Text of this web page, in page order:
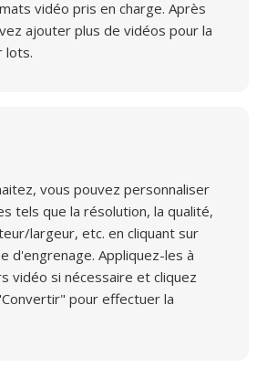
vidéo pris en charge. Après
ajouter plus de vidéos pour la
lots.
vous pouvez personnaliser
tels que la résolution, la qualité,
largeur, etc. en cliquant sur
d'engrenage. Appliquez-les à
vidéo si nécessaire et cliquez
pour effectuer la